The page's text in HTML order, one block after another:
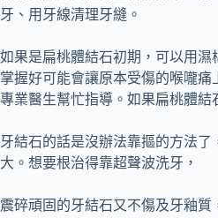
牙、用牙線清理牙縫。
如果是扁桃體結石初期，可以用
掌握好可能會讓原本受傷的喉嚨
專業醫生幫忙指導。如果扁桃體結
牙結石的話是沒辦法靠摳的方法了
大。想要根治得靠超聲波洗牙，
震碎頑固的牙結石又不傷及牙釉